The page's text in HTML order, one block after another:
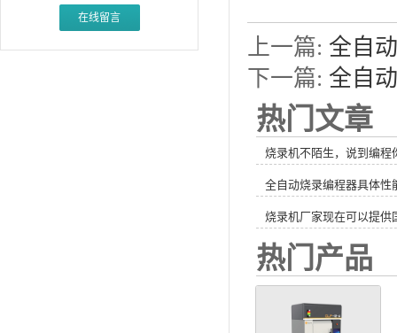
在线留言
上一篇: 全自
下一篇: 全自
热门文章
烧录机不陌生，说到编程
全自动烧录编程器具体性
烧录机厂家现在可以提供
热门产品